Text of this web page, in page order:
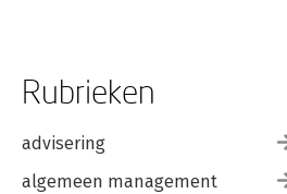
Rubrieken
advisering
algemeen management